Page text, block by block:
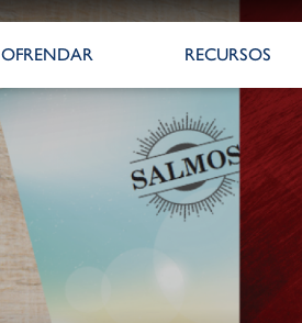
OFRENDAR RECURSOS